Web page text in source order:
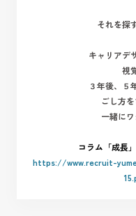
それを探
キャリアデ
視
３年後、５
ごし方
一緒に
コラム「成長
https://www.recruit-